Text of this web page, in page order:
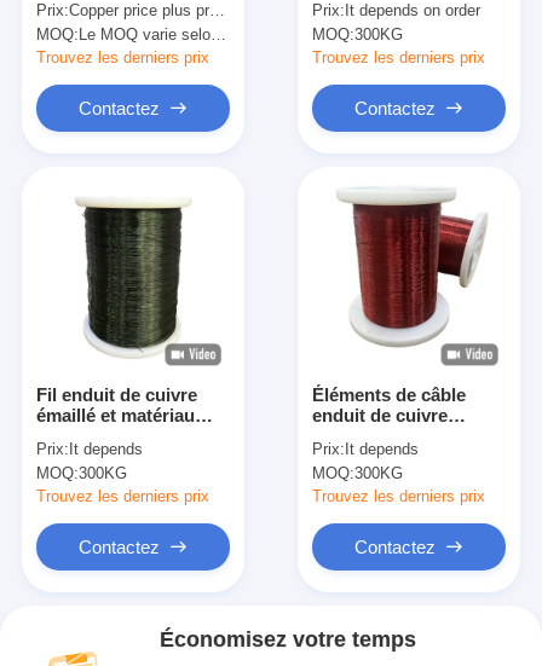
émaillé de couleur
Natura et de tension
nominale de 2800 V
Prix:Copper price plus processing fee plus freight
MOQ:Le MOQ varie selon la taille de la spécification
Trouvez les derniers prix
Contactez
mm-3,35 mm pour
enroulement en cuivre
à longue durée de vie
Prix: It depends on order
MOQ:300KG
Trouvez les derniers prix
Contactez
Fil enduit de cuivre
émaillé et matériau
pour des
performances élevées
Prix: It depends
MOQ:300KG
Trouvez les derniers prix
Contactez
Éléments de câble
enduit de cuivre
de tension de rupture
élevée
Prix: It depends
MOQ:300KG
Trouvez les derniers prix
Contactez
Économisez votre temps